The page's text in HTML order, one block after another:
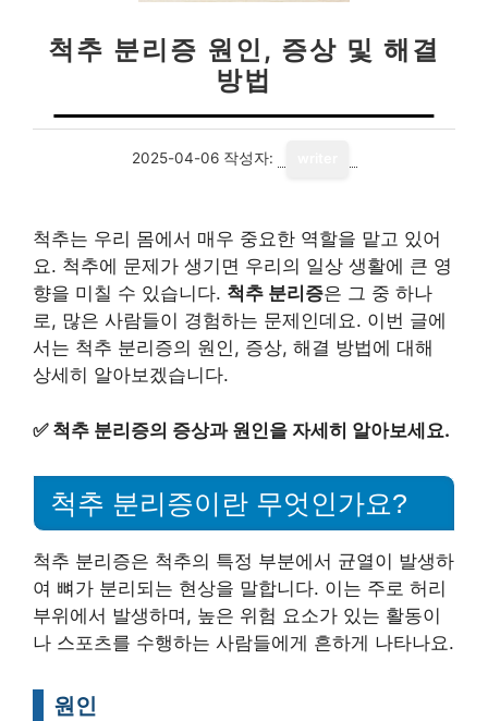
척추 분리증 원인, 증상 및 해결
방법
2025-04-06 작성자:
척추는 우리 몸에서 매우 중요한 역할을 맡고 있어
요. 척추에 문제가 생기면 우리의 일상 생활에 큰 영
향을 미칠 수 있습니다. 척추 분리증은 그 중 하나
로, 많은 사람들이 경험하는 문제인데요. 이번 글에
서는 척추 분리증의 원인, 증상, 해결 방법에 대해
상세히 알아보겠습니다.
✅ 척추 분리증의 증상과 원인을 자세히 알아보세요.
척추 분리증이란 무엇인가요?
척추 분리증은 척추의 특정 부분에서 균열이 발생하
여 뼈가 분리되는 현상을 말합니다. 이는 주로 허리
부위에서 발생하며, 높은 위험 요소가 있는 활동이
나 스포츠를 수행하는 사람들에게 흔하게 나타나요.
원인